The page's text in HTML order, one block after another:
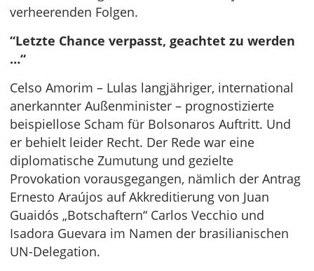
verheerenden Folgen.
“Letzte Chance verpasst, geachtet zu werden
…“
Celso Amorim – Lulas langjähriger, international
anerkannter Außenminister – prognostizierte
beispiellose Scham für Bolsonaros Auftritt. Und
er behielt leider Recht. Der Rede war eine
diplomatische Zumutung und gezielte
Provokation vorausgegangen, nämlich der Antrag
Ernesto Araújos auf Akkreditierung von Juan
Guaidós „Botschaftern“ Carlos Vecchio und
Isadora Guevara im Namen der brasilianischen
UN-Delegation.